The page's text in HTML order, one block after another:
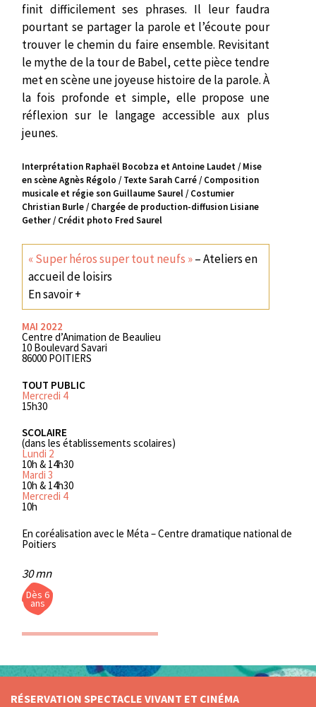
finit difficilement ses phrases. Il leur faudra
pourtant se partager la parole et l’écoute pour
trouver le chemin du faire ensemble. Revisitant
le mythe de la tour de Babel, cette pièce tendre
met en scène une joyeuse histoire de la parole. À
la fois profonde et simple, elle propose une
réflexion sur le langage accessible aux plus
jeunes.
Interprétation Raphaël Bocobza et Antoine Laudet / Mise
en scène Agnès Régolo / Texte Sarah Carré / Composition
musicale et régie son Guillaume Saurel / Costumier
Christian Burle / Chargée de production-diffusion Lisiane
Gether / Crédit photo Fred Saurel
« Super héros super tout neufs »– Ateliers en
accueil de loisirs
En savoir +
MAI 2022
Centre d’Animation de Beaulieu
10 Boulevard Savari
86000 POITIERS
TOUT PUBLIC
Mercredi 4
15h30
SCOLAIRE
(dans les établissements scolaires)
Lundi 2
10h & 14h30
Mardi 3
10h & 14h30
Mercredi 4
10h
En coréalisation avec le Méta – Centre dramatique national de
Poitiers
30 mn
Dès 6
ans
RÉSERVATION SPECTACLE VIVANT ET CINÉMA